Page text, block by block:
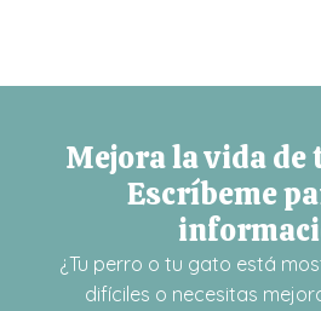
Mejora la vida de
Escríbeme
¿Tu perro o tu gato está
difíciles o necesitas